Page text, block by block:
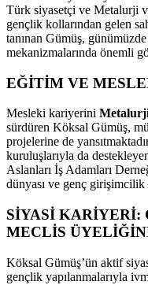
Türk siyasetçi ve Metalurji
gençlik kollarından gelen
tanınan Gümüş,
mekanizmalarında önemli
EĞİTİM VE
Mesleki kariyerini
sürdüren Köksal Gümüş,
projelerine de
kuruluşlarıyla da
Aslanları İş Adamları
dünyası ve genç girişimcilik
SİYASİ
MECLİS
Köksal Gümüş’ün aktif
gençlik yapılanmalarıyla